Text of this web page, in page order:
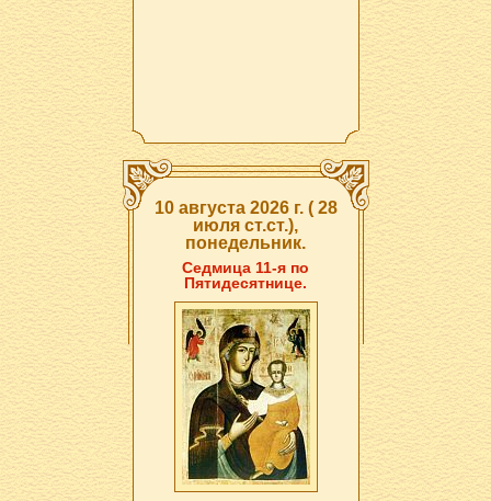
10 августа 2026 г. ( 28
июля ст.ст.),
понедельник.
Седмица 11-я по
Пятидесятнице.